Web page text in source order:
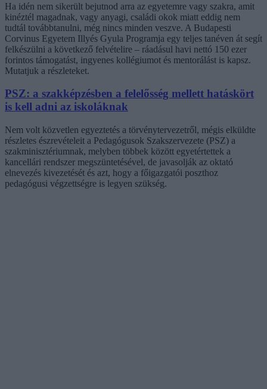
Ha idén nem sikerült bejutnod arra az egyetemre vagy szakra, amit
kinéztél magadnak, vagy anyagi, családi okok miatt eddig nem
tudtál továbbtanulni, még nincs minden veszve. A Budapesti
Corvinus Egyetem Illyés Gyula Programja egy teljes tanéven át segít
felkészülni a következő felvételire – ráadásul havi nettó 150 ezer
forintos támogatást, ingyenes kollégiumot és mentorálást is kapsz.
Mutatjuk a részleteket.
PSZ: a szakképzésben a felelősség mellett hatáskört
is kell adni az iskoláknak
Nem volt közvetlen egyeztetés a törvénytervezetről, mégis elküldte
részletes észrevételeit a Pedagógusok Szakszervezete (PSZ) a
szakminisztériumnak, melyben többek között egyetértettek a
kancellári rendszer megszüntetésével, de javasolják az oktató
elnevezés kivezetését és azt, hogy a főigazgatói poszthoz
pedagógusi végzettségre is legyen szükség.